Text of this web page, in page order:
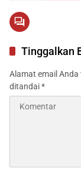
Tinggalkan
Alamat email
ditandai*